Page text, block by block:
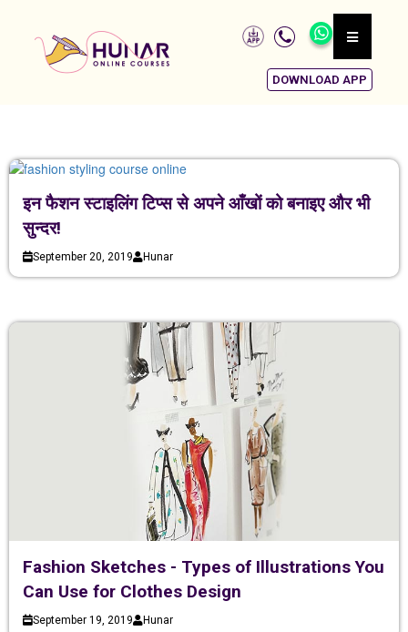
DOWNLOAD APP
इन फैशन स्टाइलिंग टिप्स से अपने आँखों को बनाइए और भी
सुन्दर!
September 20, 2019 Hunar
Fashion Sketches - Types of Illustrations You
Can Use for Clothes Design
September 19, 2019 Hunar